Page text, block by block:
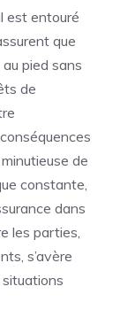
est entouré
que
pied sans
de
de
constante,
dans
les parties,
s’avère